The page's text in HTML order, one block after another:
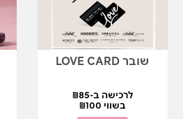
שובר LOVE CARD
לרכישה ב-₪85
בשווי ₪100